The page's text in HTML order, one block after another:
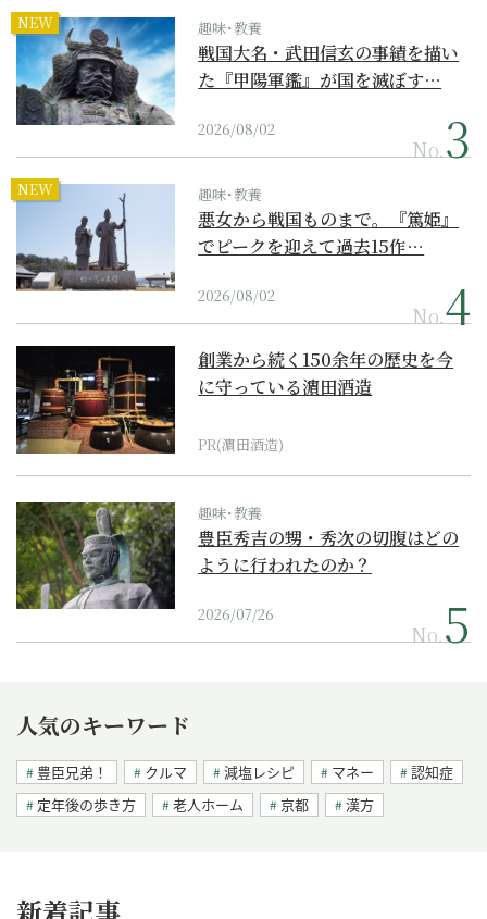
NEW 趣味･教養
戦国大名・武田信玄の事績を描い
た『甲陽軍鑑』が国を滅ぼす…
2026/08/02
No.
NEW 趣味･教養
悪女から戦国ものまで。『篤姫』
でピークを迎えて過去15作…
2026/08/02
No.
創業から続く150余年の歴史を今
に守っている濵田酒造
PR(濵田酒造)
趣味･教養
豊臣秀吉の甥・秀次の切腹はどの
ように行われたのか？
2026/07/26
No.
人気のキーワード
豊臣兄弟！ クルマ 減塩レシピ マネー
認知症
定年後の歩き方
老人ホーム 京都 漢方
新着記事